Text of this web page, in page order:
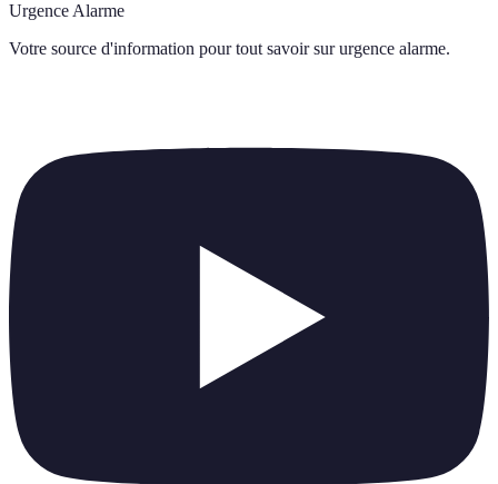
Urgence Alarme
Votre source d'information pour tout savoir sur urgence alarme.